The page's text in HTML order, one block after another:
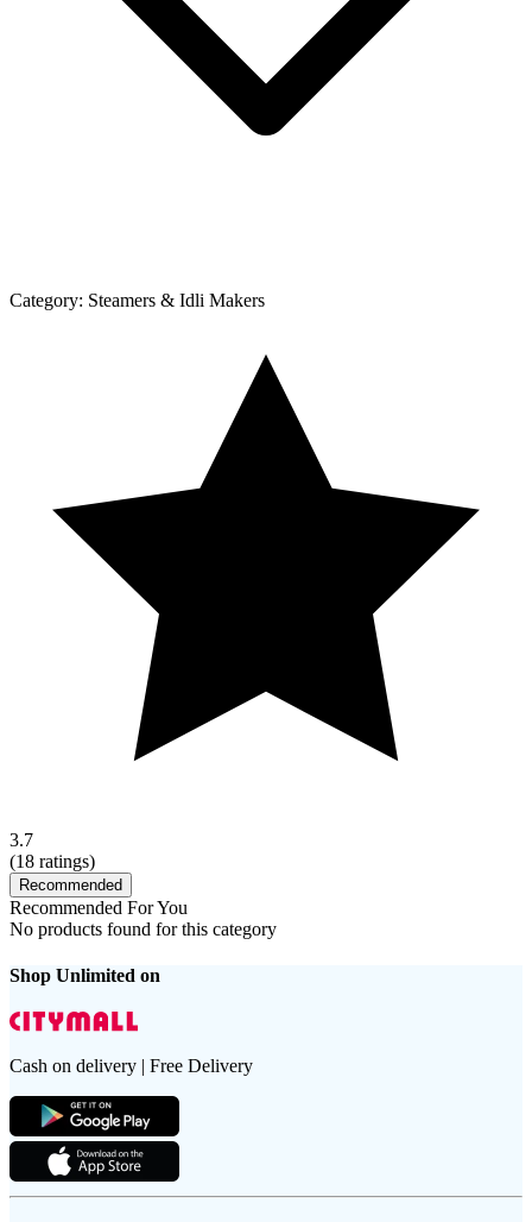
Category: Steamers & Idli Makers
3.7
(18 ratings)
Recommended
Recommended For You
No products found for this category
Shop Unlimited on
Cash on delivery | Free Delivery